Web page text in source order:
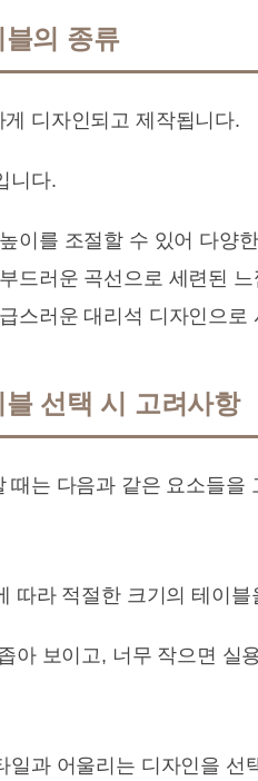
의 종류
디자인되고 제작됩니다.
니다.
이를 조절할 수 있어 다양
드러운 곡선으로 세련된
스러운 대리석 디자인으로
선택 시 고려사항
때는 다음과 같은 요소들을
따라 적절한 크기의 테이
아 보이고, 너무 작으면 실
일과 어울리는 디자인을 선